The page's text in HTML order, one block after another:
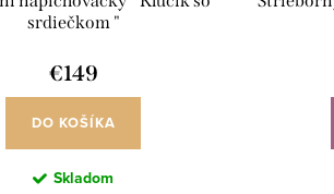
srdiečkom "
€149
DO KOŠÍKA
Skladom